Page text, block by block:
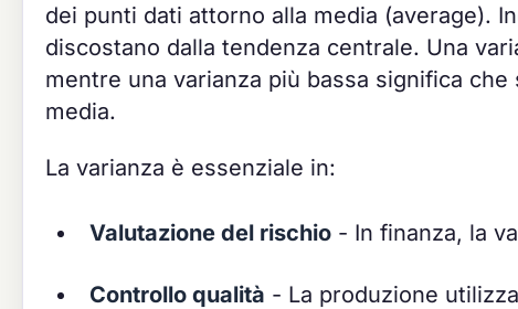
dei punti dati attorno alla media (average).
discostano dalla tendenza centrale. Una
mentre una varianza più bassa significa
media.
La varianza è essenziale in:
Valutazione del rischio - In finanza, la
Controllo qualità - La produzione